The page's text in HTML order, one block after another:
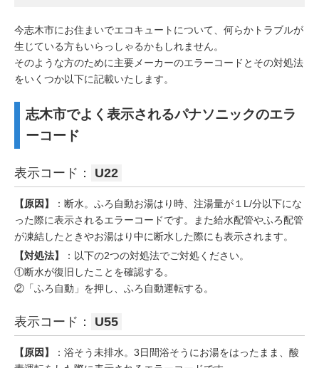
今志木市にお住まいでエコキュートについて、何らかトラブルが
生じている方もいらっしゃるかもしれません。
そのような方のために主要メーカーのエラーコードとその対処法
をいくつか以下に記載いたします。
志木市でよく表示されるパナソニックのエラ
ーコード
表示コード： U22
【原因】
：断水。ふろ自動お湯はり時、注湯量が１L/分以下にな
った際に表示されるエラーコードです。また給水配管やふろ配管
が凍結したときやお湯はり中に断水した際にも表示されます。
【対処法】
：以下の2つの対処法でご対処ください。
①断水が復旧したことを確認する。
②「ふろ自動」を押し、ふろ自動運転する。
表示コード： U55
【原因】
：浴そう未排水。3日間浴そうにお湯をはったまま、酸